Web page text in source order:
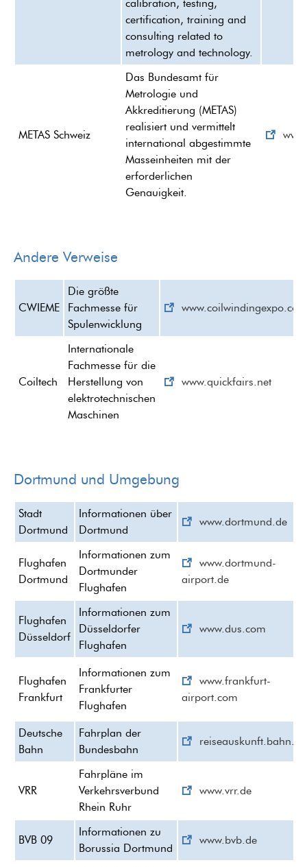
calibration, testing,
certification, training and
consulting related to
metrology and technology.
METAS Schweiz
Das Bundesamt für
Metrologie und
Akkreditierung (METAS)
realisiert und vermittelt
international abgestimmte
Masseinheiten mit der
erforderlichen
Genauigkeit.
Andere Verweise
CWIEME
Die größte
Fachmesse für
Spulenwicklung
www.coilwindingexpo.com
Coiltech
Internationale
Fachmesse für die
Herstellung von
elektrotechnischen
Maschinen
www.quickfairs.net
Dortmund und Umgebung
Stadt
Dortmund
Informationen über
Dortmund
www.dortmund.de
Flughafen
Dortmund
Informationen zum
Dortmunder
Flughafen
www.dortmund-
airport.de
Flughafen
Düsseldorf
Informationen zum
Düsseldorfer
Flughafen
www.dus.com
Flughafen
Frankfurt
Informationen zum
Frankfurter
Flughafen
www.frankfurt-
airport.com
Deutsche
Bahn
Fahrplan der
Bundesbahn
reiseauskunft.bahn.de
VRR
Fahrpläne im
Verkehrsverbund
Rhein Ruhr
www.vrr.de
BVB 09
Informationen zu
Borussia Dortmund
www.bvb.de